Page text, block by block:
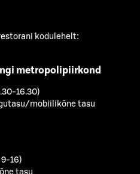
kodulehelt:
metropolipiirkond
16.30)
mobiilikõne tasu
16)
tasu